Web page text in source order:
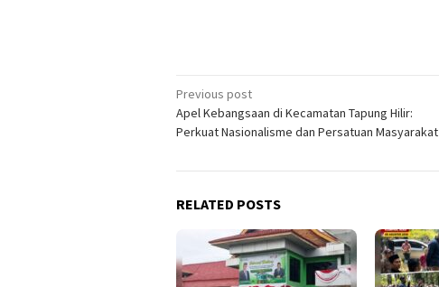
Post
navigation
Previous post
Apel Kebangsaan di Kecamatan Tapung Hilir:
Perkuat Nasionalisme dan Persatuan Masyarakat
RELATED POSTS